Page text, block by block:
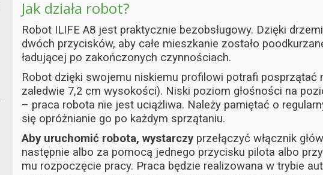
Jak działa robot?
Robot ILIFE A8 jest praktycznie bezobsługowy. Dzięki
dwóch przycisków, aby całe mieszkanie zostało
ładującej po zakończonych czynnościach.
Robot dzięki swojemu niskiemu profilowi potrafi posprzątać
zaledwie 7,2 cm wysokości). Niski poziom głośności na
– praca robota nie jest uciążliwa. Należy pamiętać o
się opróżnianie go po każdym sprzątaniu.
Aby uruchomić robota, wystarczyprzełączyć włącznik
następnie albo za pomocą jednego przycisku pilota albo
mu rozpoczęcie pracy. Praca będzie realizowana w trybie